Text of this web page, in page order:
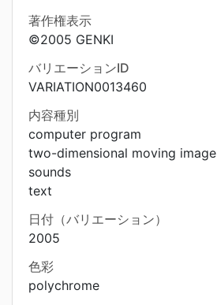
著作権表示
©2005 GENKI
バリエーションID
VARIATION0013460
内容種別
computer program
two-dimensional moving image
sounds
text
日付（バリエーション）
2005
色彩
polychrome